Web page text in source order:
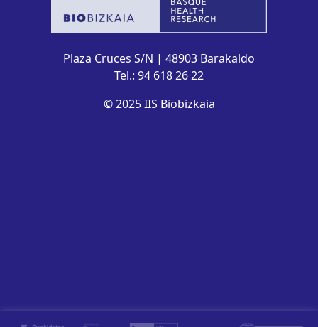
Plaza Cruces S/N | 48903 Barakaldo
Tel.: 94 618 26 22
© 2025 IIS Biobizkaia